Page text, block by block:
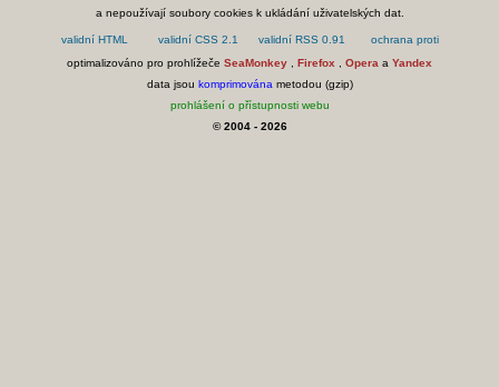
a nepoužívají soubory cookies k ukládání uživatelských dat.
optimalizováno pro prohlížeče SeaMonkey Firefox Opera a Yandex
data jsou komprimována metodou (gzip)
prohlášení o přístupnosti webu
© 2004 - 2026